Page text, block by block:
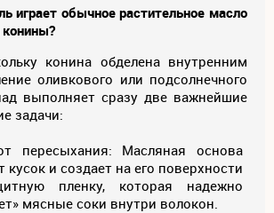
играет обычное растительное масло
конина обделена внутренним
оливкового или подсолнечного
выполняет сразу две важнейшие
задачи:
пересыхания: Масляная основа
кусок и создает на его поверхности
пленку, которая надежно
мясные соки внутри волокон.